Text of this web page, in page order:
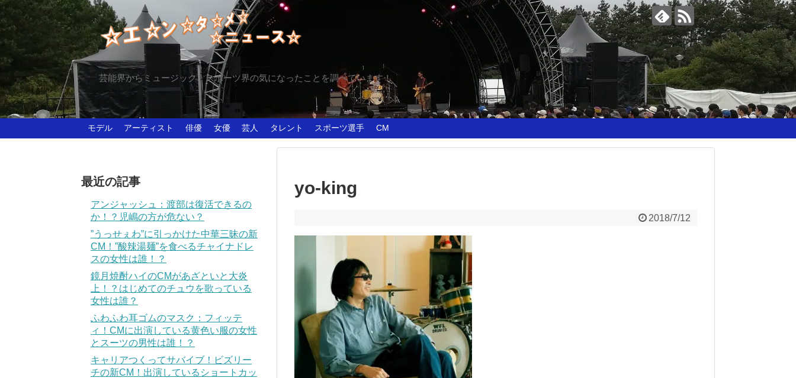
芸能界からミュージック、スポーツ界の気になったことを調べています！
モデル アーティスト 俳優 女優 芸人 タレント スポーツ選手 CM
yo-king
2018/7/12
最近の記事
アンジャッシュ：渡部は復活できるの
か！？児嶋の方が危ない？
”うっせぇわ”に引っかけた中華三昧の新
CM！”酸辣湯麺”を食べるチャイナドレ
スの女性は誰！？
鏡月焼酎ハイのCMがあざといと大炎
上！？はじめてのチュウを歌っている
女性は誰？
ふわふわ耳ゴムのマスク：フィッテ
ィ！CMに出演している黄色い服の女性
とスーツの男性は誰！？
キャリアつくってサバイブ！ビズリー
チの新CM！出演しているショートカッ